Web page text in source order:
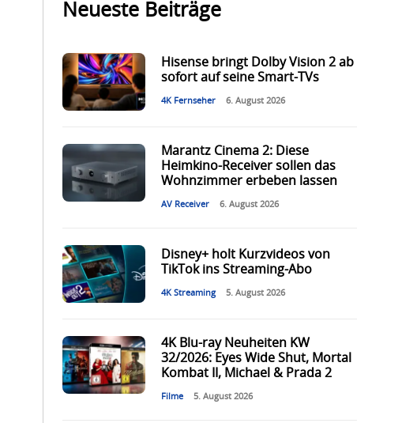
Neueste Beiträge
Hisense bringt Dolby Vision 2 ab
sofort auf seine Smart-TVs
4K Fernseher 6. August 2026
Marantz Cinema 2: Diese
Heimkino-Receiver sollen das
Wohnzimmer erbeben lassen
AV Receiver 6. August 2026
Disney+ holt Kurzvideos von
TikTok ins Streaming-Abo
4K Streaming 5. August 2026
4K Blu-ray Neuheiten KW
32/2026: Eyes Wide Shut, Mortal
Kombat II, Michael & Prada 2
Filme 5. August 2026